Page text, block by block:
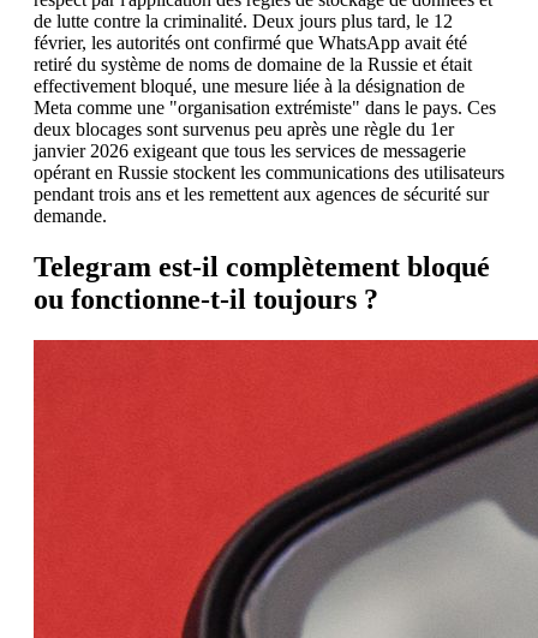
de lutte contre la criminalité. Deux jours plus tard, le 12
février, les autorités ont confirmé que WhatsApp avait été
retiré du système de noms de domaine de la Russie et était
effectivement bloqué, une mesure liée à la désignation de
Meta comme une "organisation extrémiste" dans le pays. Ces
deux blocages sont survenus peu après une règle du 1er
janvier 2026 exigeant que tous les services de messagerie
opérant en Russie stockent les communications des utilisateurs
pendant trois ans et les remettent aux agences de sécurité sur
demande.
Telegram est-il complètement bloqué
ou fonctionne-t-il toujours ?